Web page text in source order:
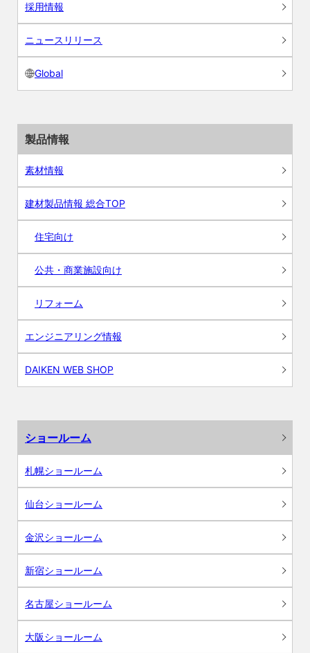
採用情報
ニュースリリース
Global
製品情報
素材情報
建材製品情報 総合TOP
住宅向け
公共・商業施設向け
リフォーム
エンジニアリング情報
DAIKEN WEB SHOP
ショールーム
札幌ショールーム
仙台ショールーム
金沢ショールーム
新宿ショールーム
名古屋ショールーム
大阪ショールーム